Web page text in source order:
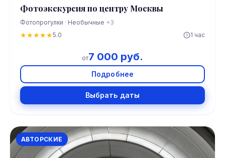
Фотоэкскурсия по центру Москвы
Фотопрогулки · Необычные +3
★★★★★5.0 1 час
от7 000 руб.
Подробнее
Выбрать даты
АВТОРСКИЕ